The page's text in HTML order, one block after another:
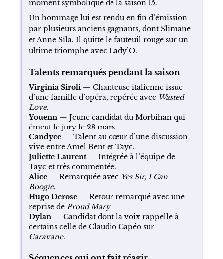
moment symbolique de la saison 15.
Un hommage lui est rendu en fin d’émission
par plusieurs anciens gagnants, dont Slimane
et Anne Sila. Il quitte le fauteuil rouge sur un
ultime triomphe avec Lady’O.
Talents remarqués pendant la saison
Virginia Siroli— Chanteuse italienne issue
d’une famille d’opéra, repérée avec Wasted
Love.
Youenn— Jeune candidat du Morbihan qui
émeut le jury le 28 mars.
Candyce— Talent au cœur d’une discussion
vive entre Amel Bent et Tayc.
Juliette Laurent— Intégrée à l’équipe de
Tayc et très commentée.
Alice— Remarquée avec Yes Sir, I Can
Boogie.
Hugo Derose— Retour remarqué avec une
reprise de Proud Mary.
Dylan— Candidat dont la voix rappelle à
certains celle de Claudio Capéo sur
Caravane.